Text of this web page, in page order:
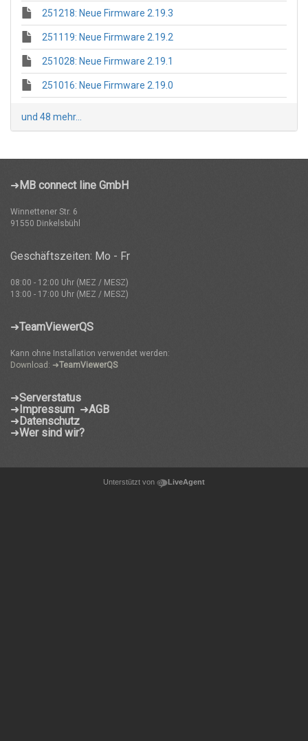
251218: Neue Firmware 2.19.3
251119: Neue Firmware 2.19.2
251028: Neue Firmware 2.19.1
251016: Neue Firmware 2.19.0
und 48 mehr...
➜ MB connect line GmbH
Winnettener Str. 6
91550 Dinkelsbühl
Geschäftszeiten: Mo - Fr
08:00 - 12:00 Uhr (MEZ / MESZ)
13:00 - 17:00 Uhr (MEZ / MESZ)
➜TeamViewerQS
Kann ohne Installation verwendet werden:
Download: ➜TeamViewerQS
➜Serverstatus
➜Impressum ➜AGB
➜ Datenschutz
➜Wer sind wir?
Unterstützt von LiveAgent